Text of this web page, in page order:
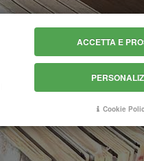
CATALOGOACCETTA E
Cookie